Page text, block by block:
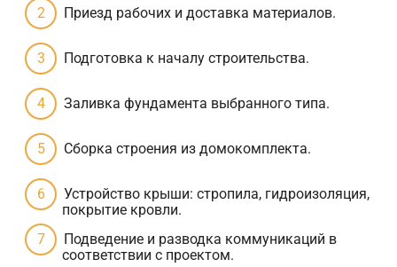
Приезд рабочих и доставка материалов.
Подготовка к началу строительства.
Заливка фундамента выбранного типа.
Сборка строения из домокомплекта.
Устройство крыши: стропила, гидроизоляция,
покрытие кровли.
Подведение и разводка коммуникаций в
соответствии с проектом.